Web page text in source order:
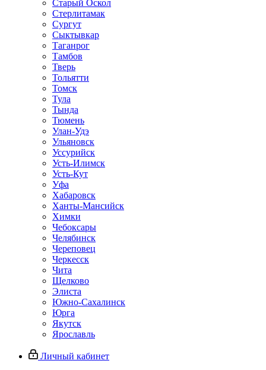
Старый Оскол
Стерлитамак
Сургут
Сыктывкар
Таганрог
Тамбов
Тверь
Тольятти
Томск
Тула
Тында
Тюмень
Улан-Удэ
Ульяновск
Уссурийск
Усть-Илимск
Усть-Кут
Уфа
Хабаровск
Ханты-Мансийск
Химки
Чебоксары
Челябинск
Череповец
Черкесск
Чита
Щелково
Элиста
Южно-Сахалинск
Юрга
Якутск
Ярославль
Личный кабинет